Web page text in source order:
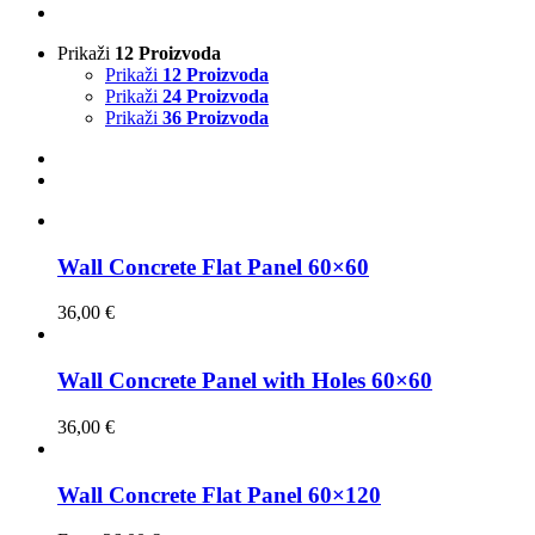
Prikaži 12 Proizvoda
Prikaži 12 Proizvoda
Prikaži 24 Proizvoda
Prikaži 36 Proizvoda
Wall Concrete Flat Panel 60×60
36,00 €
Wall Concrete Panel with Holes 60×60
36,00 €
Wall Concrete Flat Panel 60×120